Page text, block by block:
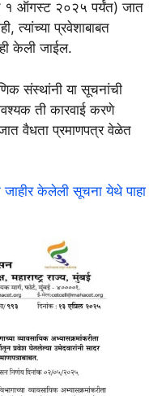
१ ऑगस्ट २०२५ पर्यंत) जात
त्यांच्या प्रवेशाबाबत
केली जाईल.
संस्थांनी या सूचनांची
ती कारवाई करणे
वैधता प्रमाणपत्र वेळेत
केलेली सूचना येथे पाहा